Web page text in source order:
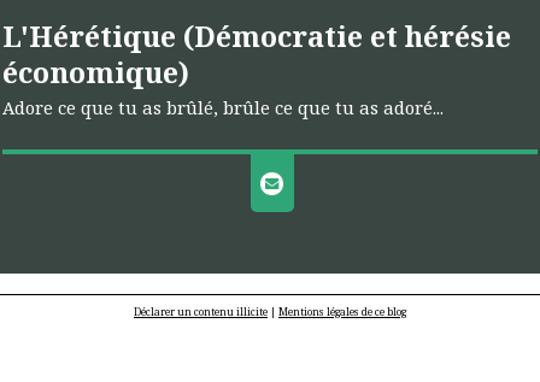
L'Hérétique (Démocratie et hérésie
économique)
Adore ce que tu as brûlé, brûle ce que tu as adoré...
Déclarer un contenu illicite | Mentions légales de ce blog